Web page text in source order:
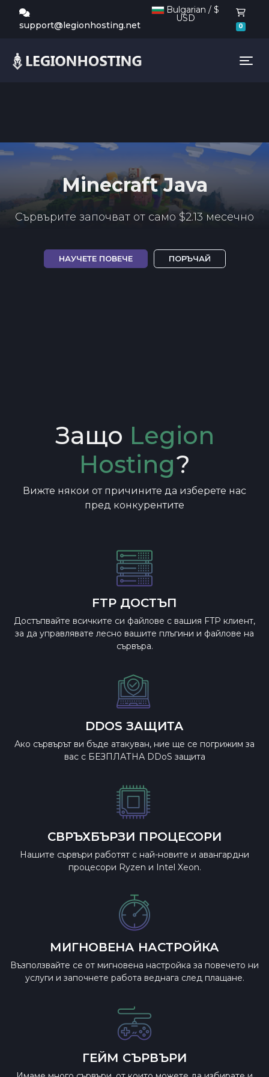
support@legionhosting.net
USD
0
Minecraft Java
Сървърите започват от само $2.13 месечно
НАУЧЕТЕ ПОВЕЧЕ ПОРЪЧАЙ
Защо Legion
Hosting?
Вижте някои от причините да изберете нас
пред конкурентите
FTP ДОСТЪП
Достъпвайте всичките си файлове с вашия FTP клиент,
за да управлявате лесно вашите плъгини и файлове на
сървъра.
DDOS ЗАЩИТА
Ако сървърът ви бъде атакуван, ние ще се погрижим за
вас с БЕЗПЛАТНА DDoS защита
СВРЪХБЪРЗИ ПРОЦЕСОРИ
Нашите сървъри работят с най-новите и авангардни
процесори Ryzen и Intel Xeon.
МИГНОВЕНА НАСТРОЙКА
Възползвайте се от мигновена настройка за повечето ни
услуги и започнете работа веднага след плащане.
ГЕЙМ СЪРВЪРИ